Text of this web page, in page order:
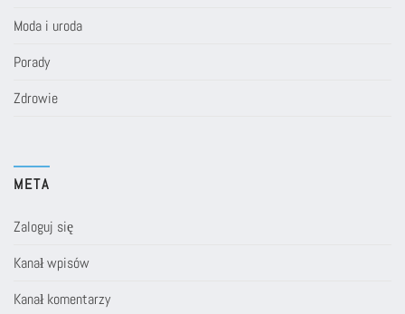
Moda i uroda
Porady
Zdrowie
META
Zaloguj się
Kanał wpisów
Kanał komentarzy